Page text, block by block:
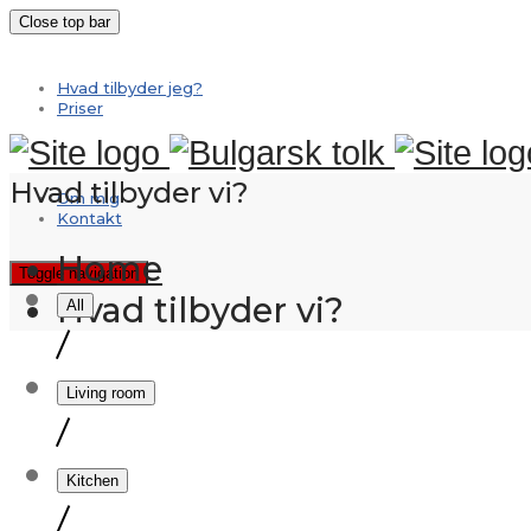
Close top bar
Hvad tilbyder jeg?
Priser
Om mig
Kontakt
Toggle navigation
Hvad tilbyder vi?
Home
Hvad tilbyder vi?
All
/
Living room
/
Kitchen
/